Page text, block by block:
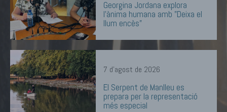
Georgina Jordana explora
l'ànima humana amb "Deixa el
llum encès"
7 d'agost de 2026
El Serpent de Manlleu es
prepara per la representació
més especial